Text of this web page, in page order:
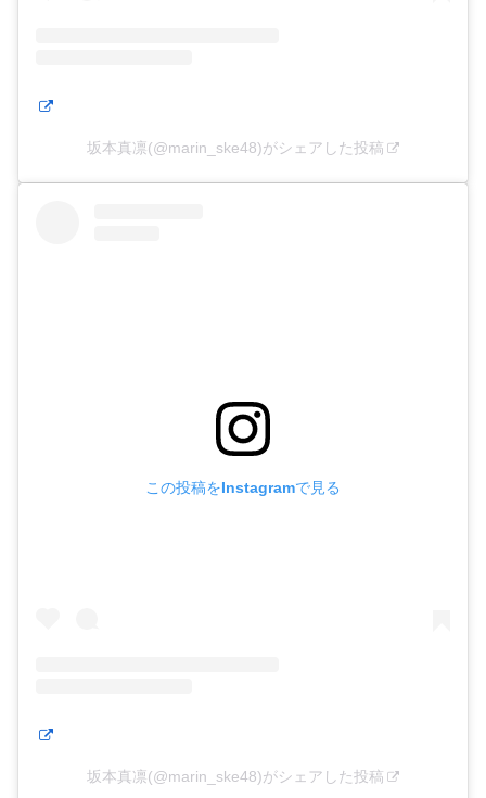
坂本真凛(@marin_ske48)がシェアした投稿
この投稿をInstagramで見る
坂本真凛(@marin_ske48)がシェアした投稿